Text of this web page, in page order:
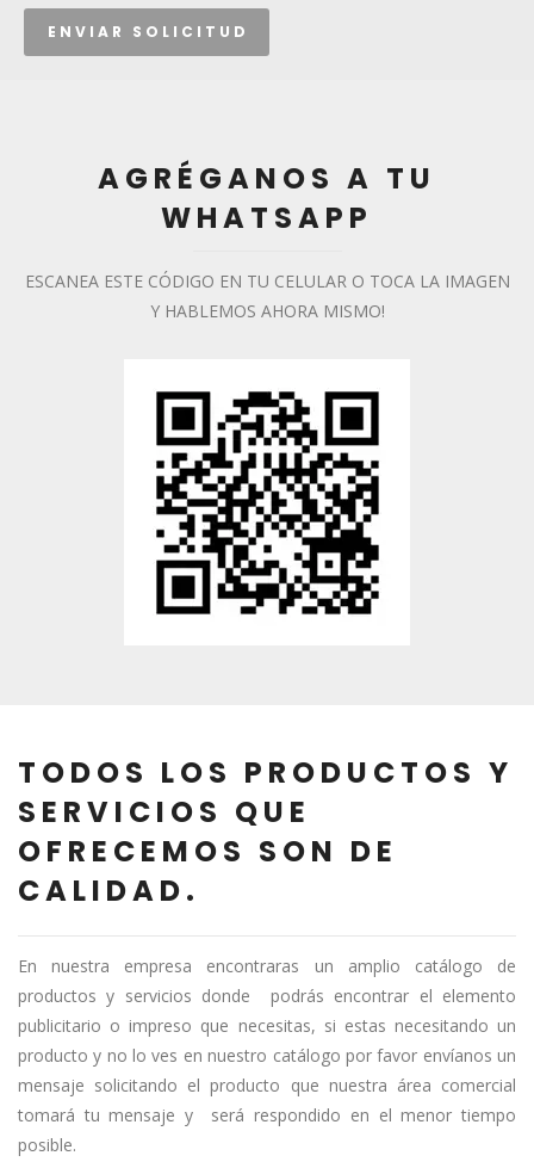
AGRÉGANOS A TU
WHATSAPP
ESCANEA ESTE CÓDIGO EN TU CELULAR O TOCA LA IMAGEN
Y HABLEMOS AHORA MISMO!
TODOS LOS PRODUCTOS Y
SERVICIOS QUE
OFRECEMOS SON DE
CALIDAD.
En nuestra empresa encontraras un amplio catálogo de
productos y servicios donde podrás encontrar el elemento
publicitario o impreso que necesitas, si estas necesitando un
producto y no lo ves en nuestro catálogo por favor envíanos un
mensaje solicitando el producto que nuestra área comercial
tomará tu mensaje y será respondido en el menor tiempo
posible.